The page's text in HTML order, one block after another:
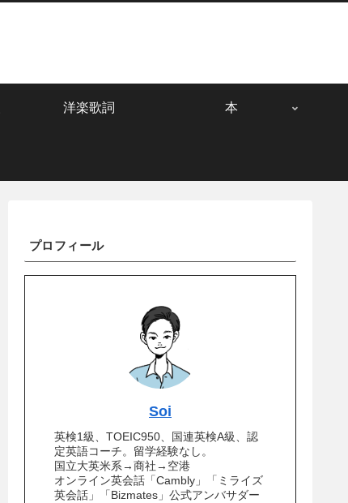
洋楽歌詞 本
プロフィール
Soi
英検1級、TOEIC950、国連英検A級、認
定英語コーチ。留学経験なし。
国立大英米系→商社→空港
オンライン英会話「Cambly」「ミライズ
英会話」「Bizmates」公式アンバサダー